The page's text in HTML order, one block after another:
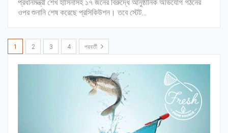
প্রধানমন্ত্রী শেখ হাসিনাসহ ১৭ জনের বিরুদ্ধে আনুষ্ঠানিক অভিযোগ গঠনের
ওপর শুনানি শেষ করেছে প্রসিকিউশন। তবে স্টেট…
1 2 3 4 পরবর্তী